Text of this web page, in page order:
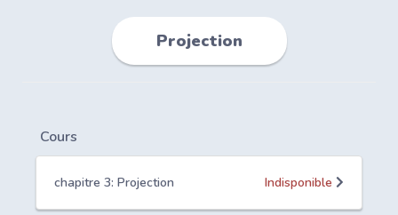
Projection
Cours
chapitre 3: Projection Indisponible